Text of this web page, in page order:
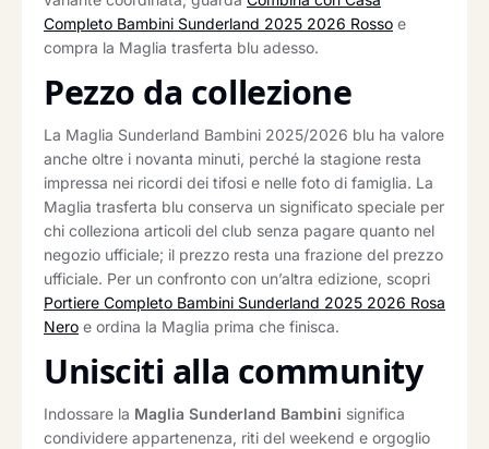
Completo Bambini Sunderland 2025 2026 Rosso e
compra la Maglia trasferta blu adesso.
Pezzo da collezione
La Maglia Sunderland Bambini 2025/2026 blu ha valore
anche oltre i novanta minuti, perché la stagione resta
impressa nei ricordi dei tifosi e nelle foto di famiglia. La
Maglia trasferta blu conserva un significato speciale per
chi colleziona articoli del club senza pagare quanto nel
negozio ufficiale; il prezzo resta una frazione del prezzo
ufficiale. Per un confronto con un’altra edizione, scopri
Portiere Completo Bambini Sunderland 2025 2026 Rosa
Nero e ordina la Maglia prima che finisca.
Unisciti alla community
Indossare la Maglia Sunderland Bambini significa
condividere appartenenza, riti del weekend e orgoglio